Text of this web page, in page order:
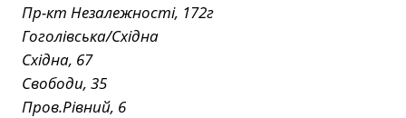
Пр-кт Незалежності, 172г
Гоголівська/Східна
Східна, 67
Свободи, 35
Пров.Рівний, 6